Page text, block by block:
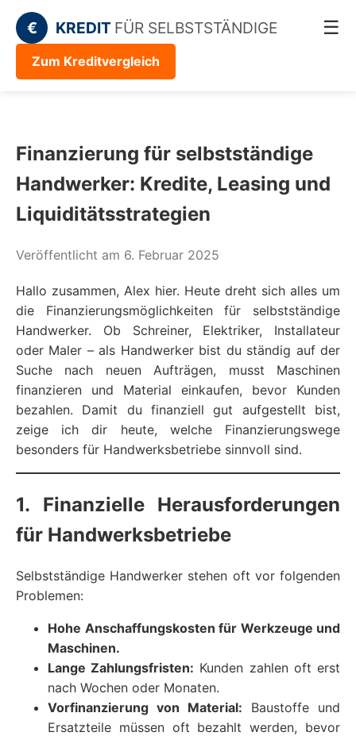
€ KREDIT FÜR SELBSTSTÄNDIGE ☰
Zum Kreditvergleich
Finanzierung für selbstständige
Handwerker: Kredite, Leasing und
Liquiditätsstrategien
Veröffentlicht am 6. Februar 2025
Hallo zusammen, Alex hier. Heute dreht sich alles um
die Finanzierungsmöglichkeiten für selbstständige
Handwerker. Ob Schreiner, Elektriker, Installateur
oder Maler – als Handwerker bist du ständig auf der
Suche nach neuen Aufträgen, musst Maschinen
finanzieren und Material einkaufen, bevor Kunden
bezahlen. Damit du finanziell gut aufgestellt bist,
zeige ich dir heute, welche Finanzierungswege
besonders für Handwerksbetriebe sinnvoll sind.
1. Finanzielle Herausforderungen
für Handwerksbetriebe
Selbstständige Handwerker stehen oft vor folgenden
Problemen:
Hohe Anschaffungskosten für Werkzeuge und
Maschinen.
Lange Zahlungsfristen: Kunden zahlen oft erst
nach Wochen oder Monaten.
Vorfinanzierung von Material: Baustoffe und
Ersatzteile müssen oft bezahlt werden, bevor